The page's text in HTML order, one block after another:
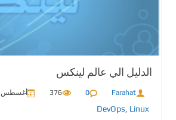
الدليل الي عالم لينكس
Farahat
0
376 أغسطس 25, 2025
DevOps Linux